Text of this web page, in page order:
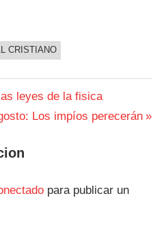
CRISTIANO
leyes de la fisica
Los impíos perecerán
para publicar un